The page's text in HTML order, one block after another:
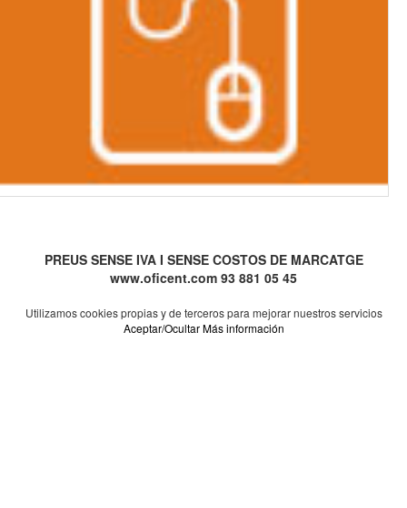
PREUS SENSE IVA I SENSE COSTOS DE MARCATGE
www.oficent.com 93 881 05 45
Utilizamos cookies propias y de terceros para mejorar nuestros servicios
Aceptar/Ocultar Más información